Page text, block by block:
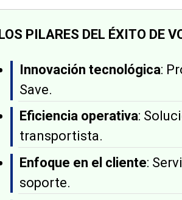
LOS PILARES DEL ÉXITO DE
Innovación tecnológica:
Save.
Eficiencia operativa:
transportista.
Enfoque en el cliente:
soporte.